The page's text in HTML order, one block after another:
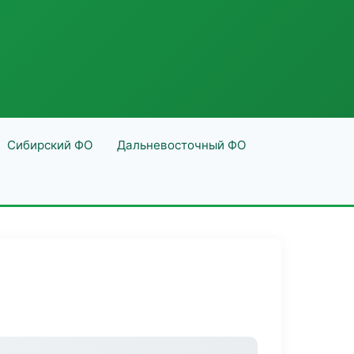
Сибирский ФО Дальневосточный ФО